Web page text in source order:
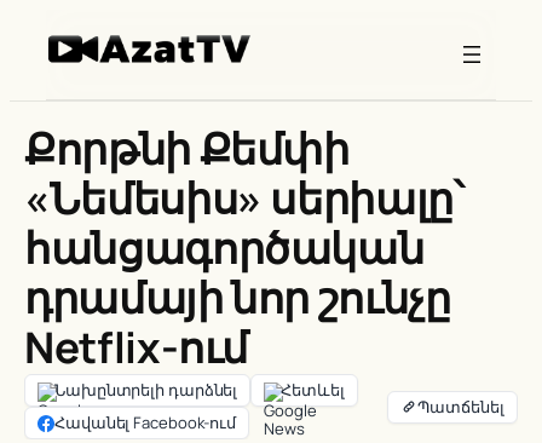
Քորթնի Քեմփի
«Նեմեսիս» սերիալը՝
հանցագործական
դրամայի նոր շունչը
Netflix-ում
Նախընտրելի դարձնել
Հետևել
Հավանել Facebook-ում